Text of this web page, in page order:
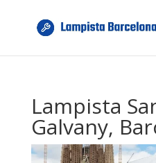
Lampista
Galvany,